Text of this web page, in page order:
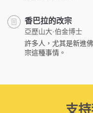
香巴拉的改宗
亞歷山大·伯金博士
許多人，尤其是新進
宗這種事情。
支